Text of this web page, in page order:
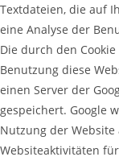
Textdateien, die auf
eine Analyse der
Die durch den
Benutzung diese
einen Server der
gespeichert. Google
Nutzung der
Websiteaktivitäten